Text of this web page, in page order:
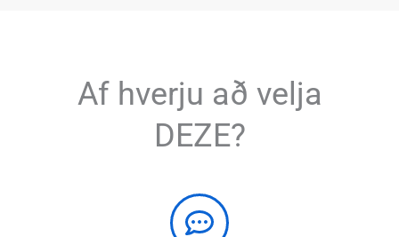
Af hverju að velja
DEZE?